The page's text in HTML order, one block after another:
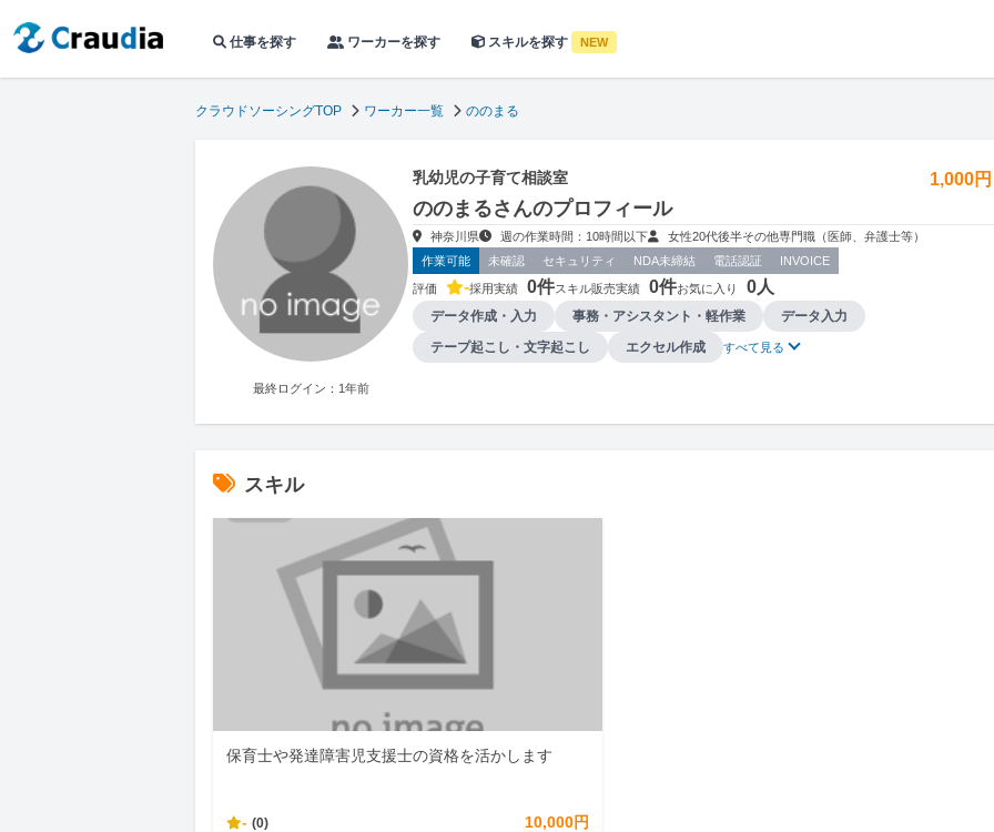
仕事を探す ワーカーを探す スキルを探す NEW
クラウドソーシングTOP ワーカー一覧 ののまる
最終ログイン：1年前
乳幼児の子育て相談室 1,000円
ののまるさんのプロフィール
神奈川県 週の作業時間：10時間以下 女性20代後半その他専門職（医師、弁護士等）
作業可能
未確認 セキュリティ NDA未締結 電話認証 INVOICE
評価 -採用実績 0件スキル販売実績 0件お気に入り 0人
データ作成・入力 事務・アシスタント・軽作業
データ入力
テープ起こし・文字起こし
エクセル作成 すべて見る
スキル
保育士や発達障害児支援士の資格を活かします
- (0) 10,000円